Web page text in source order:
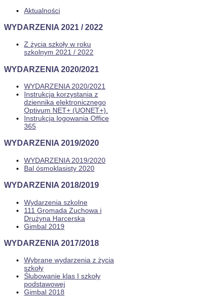
Aktualności
WYDARZENIA 2021 / 2022
Z życia szkoły w roku
szkolnym 2021 / 2022
WYDARZENIA 2020/2021
WYDARZENIA 2020/2021
Instrukcja korzystania z
dziennika elektronicznego
Optivum NET+ (UONET+).
Instrukcja logowania Office
365
WYDARZENIA 2019/2020
WYDARZENIA 2019/2020
Bal ósmoklasisty 2020
WYDARZENIA 2018/2019
Wydarzenia szkolne
111 Gromada Zuchowa i
Drużyna Harcerska
Gimbal 2019
WYDARZENIA 2017/2018
Wybrane wydarzenia z życia
szkoły
Ślubowanie klas I szkoły
podstawowej
Gimbal 2018